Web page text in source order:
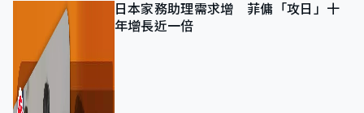
日本家務助理需求增 菲傭「攻日」十
年增長近一倍